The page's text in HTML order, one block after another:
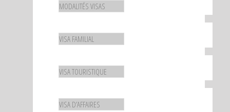
MODALITÉS VISAS
VISA FAMILIAL
VISA TOURISTIQUE
VISA D’AFFAIRES